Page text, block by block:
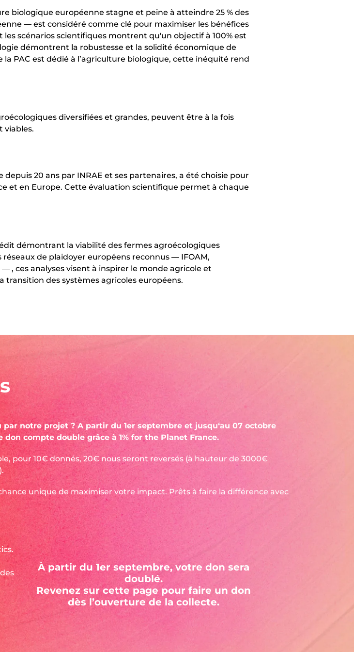
biologique européenne stagne et peine à atteindre 25 % des
— est considéré comme clé pour maximiser les bénéfices
scénarios scientifiques montrent qu'un objectif à 100% est
démontrent la robustesse et la solidité économique de
PAC est dédié à l’agriculture biologique, cette inéquité rend
diversifiées et grandes, peuvent être à la fois
viables.
20 ans par INRAE et ses partenaires, a été choisie pour
et en Europe. Cette évaluation scientifique permet à chaque
démontrant la viabilité des fermes agroécologiques
de plaidoyer européens reconnus — IFOAM,
, ces analyses visent à inspirer le monde agricole et
transition des systèmes agricoles européens.
par notre projet ? A partir du 1er septembre et jusqu‘au 07 octobre
don compte double grâce à 1% for the Planet France.
pour 10€ donnés, 20€ nous seront reversés (à hauteur de 3000€
unique de maximiser votre impact. Prêts à faire la différence avec
À partir du 1er septembre, votre don sera
doublé.
Revenez sur cette page pour faire un don
dès l’ouverture de la collecte.